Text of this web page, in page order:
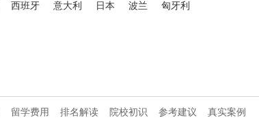
西班牙 意大利 日本 波兰
匈牙利
留学费用 排名解读 院校初识 参考建议 真实案例